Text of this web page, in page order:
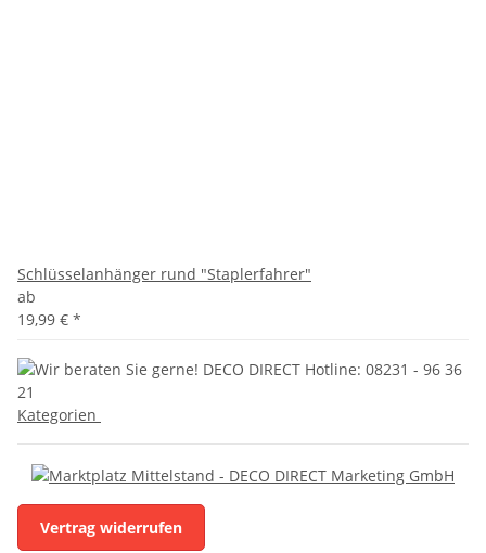
Schlüsselanhänger rund "Staplerfahrer"
ab
19,99 € *
Kategorien
Vertrag widerrufen